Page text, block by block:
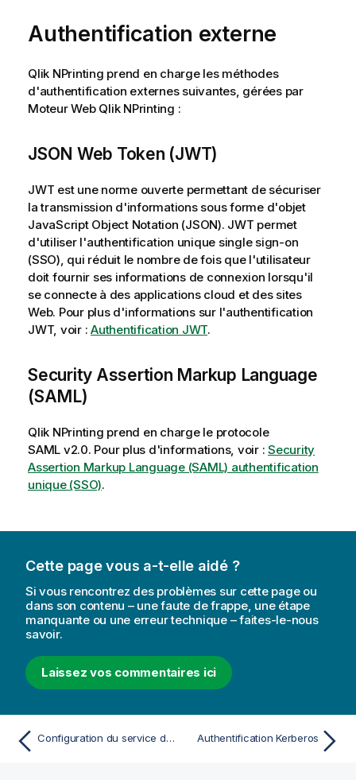
Authentification externe
Qlik NPrinting prend en charge les méthodes
d'authentification externes suivantes, gérées par
Moteur Web Qlik NPrinting :
JSON Web Token (JWT)
JWT est une norme ouverte permettant de sécuriser
la transmission d'informations sous forme d'objet
JavaScript Object Notation (JSON). JWT permet
d'utiliser l'authentification unique single sign-on
(SSO), qui réduit le nombre de fois que l'utilisateur
doit fournir ses informations de connexion lorsqu'il
se connecte à des applications cloud et des sites
Web. Pour plus d'informations sur l'authentification
JWT, voir : Authentification JWT.
Security Assertion Markup Language
(SAML)
Qlik NPrinting prend en charge le protocole
SAML v2.0. Pour plus d'informations, voir : Security
Assertion Markup Language (SAML) authentification
unique (SSO).
Cette page vous a-t-elle aidé ?
Si vous rencontrez des problèmes sur cette page ou
dans son contenu – une faute de frappe, une étape
manquante ou une erreur technique – faites-le-nous
savoir.
Laissez vos commentaires ici
Configuration du service de messagerie pour une authentification simple Authentification Kerberos